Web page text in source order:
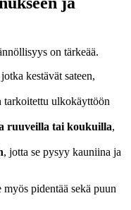
on tärkeää.
kestävät sateen,
tarkoitettu ulkokäyttöön
ruuveilla tai koukuilla,
, jotta se pysyy kauniina ja
pidentää sekä puun